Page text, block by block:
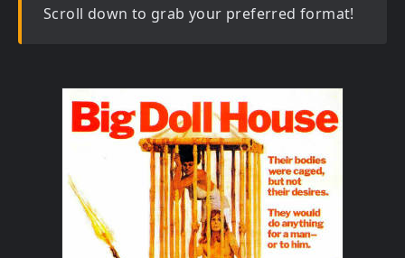
Scroll down to grab your preferred format!